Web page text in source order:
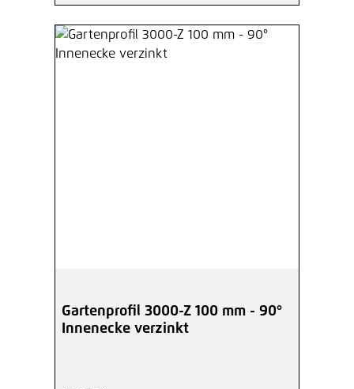
Gartenprofil 3000-Z 100 mm - 90°
Innenecke verzinkt